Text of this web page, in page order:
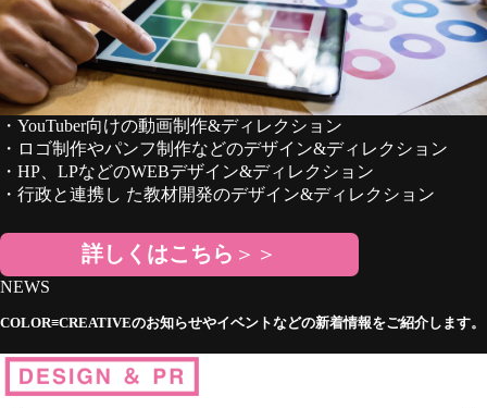
・YouTuber向けの動画制作&ディレクション
・ロゴ制作やパンフ制作などのデザイン&ディレクション
・HP、LPなどのWEBデザイン&ディレクション
・行政と連携し た教材開発のデザイン&ディレクション
詳しくはこちら ＞＞
NEWS
COLOR≡CREATIVEのお知らせやイベントなどの新着情報をご紹介します。